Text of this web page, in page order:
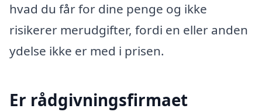
hvad du får for dine penge og ikke
risikerer merudgifter, fordi en eller anden
ydelse ikke er med i prisen.
Er rådgivningsfirmaet